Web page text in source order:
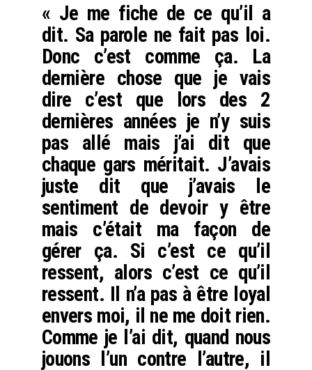
« Je me fiche de ce qu’il a
dit. Sa parole ne fait pas loi.
Donc c’est comme ça. La
dernière chose que je vais
dire c’est que lors des 2
dernières années je n’y suis
pas allé mais j’ai dit que
chaque gars méritait. J’avais
juste dit que j’avais le
sentiment de devoir y être
mais c’était ma façon de
gérer ça. Si c’est ce qu’il
ressent, alors c’est ce qu’il
ressent. Il n’a pas à être loyal
envers moi, il ne me doit rien.
Comme je l’ai dit, quand nous
jouons l’un contre l’autre, il